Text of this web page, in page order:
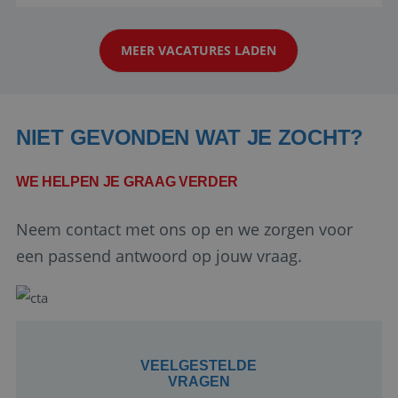
klanten te overtuigen om die droomreis te
boeken! ...
MEER VACATURES LADEN
NIET GEVONDEN WAT JE ZOCHT?
WE HELPEN JE GRAAG VERDER
Neem contact met ons op en we zorgen voor
een passend antwoord op jouw vraag.
VEELGESTELDE
VRAGEN
Google Privacy Policy